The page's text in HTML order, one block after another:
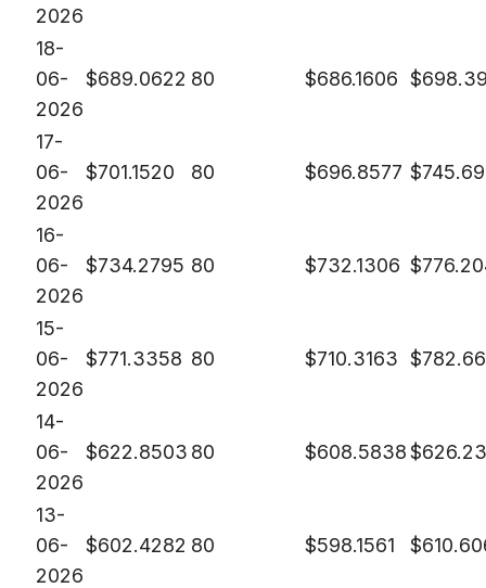
2026
18-
06-
2026
$689.0622 80 $686.1606 $
17-
06-
2026
$701.1520 80 $696.8577 $
16-
06-
2026
$734.2795 80 $732.1306 $
15-
06-
2026
$771.3358 80 $710.3163 $
14-
06-
2026
$622.8503 80 $608.5838$
13-
06-
2026
$602.4282 80 $598.1561 $